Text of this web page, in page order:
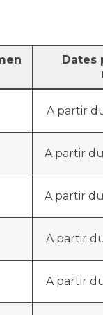
Dates
A partir
A partir
A partir
A partir
A partir